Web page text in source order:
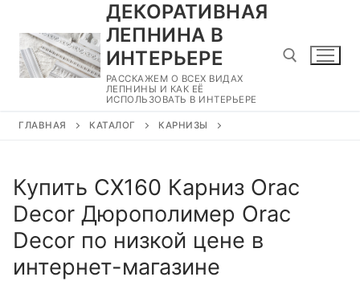
содержимому
ДЕКОРАТИВНАЯ
ЛЕПНИНА В
ИНТЕРЬЕРЕ
РАССКАЖЕМ О ВСЕХ ВИДАХ
ЛЕПНИНЫ И КАК ЕЁ
ИСПОЛЬЗОВАТЬ В ИНТЕРЬЕРЕ
ГЛАВНАЯ КАТАЛОГ КАРНИЗЫ
Купить CX160 Карниз Orac
Decor Дюрополимер Orac
Decor по низкой цене в
интернет-магазине